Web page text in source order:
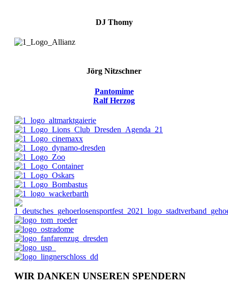
DJ Thomy
Jörg Nitzschner
Pantomime
Ralf Herzog
WIR DANKEN UNSEREN SPENDERN